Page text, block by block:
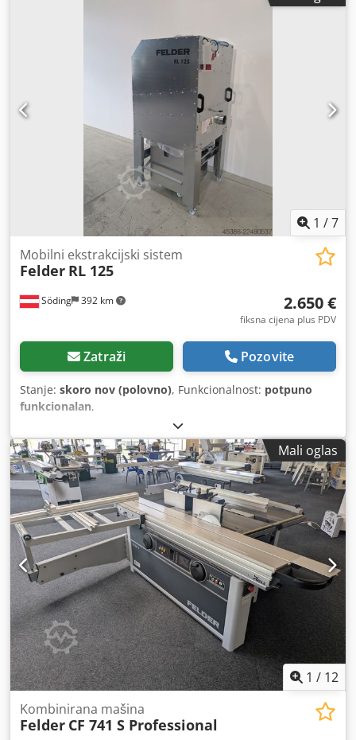
1 /7
Söding 392 km
Mobilni ekstrakcijski sistem
Felder RL 125
2.650 €
fiksna cijena plus PDV
Zatraži Pozovite
Stanje: skoro nov (polovno), Funkcionalnost: potpuno
funkcionalan,
Mali oglas
1 / 12
Kombinirana mašina
Felder CF 741 S Professional